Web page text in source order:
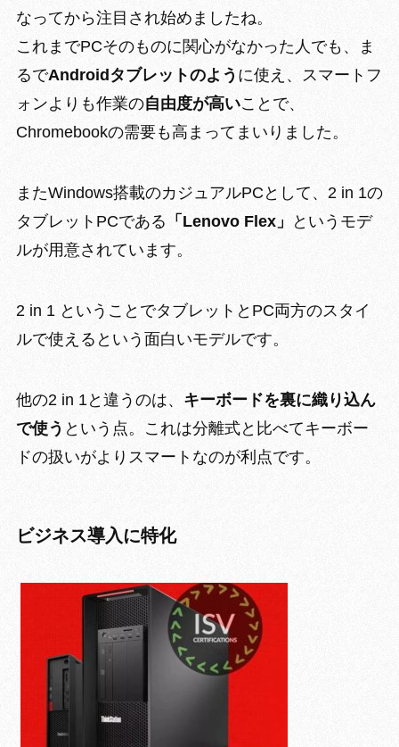
なってから注目され始めましたね。
これまでPCそのものに関心がなかった人でも、ま
るでAndroidタブレットのよう に使え、スマートフ
ォンよりも作業の自由度が高いことで、
Chromebookの需要も高まってまいりました。
またWindows搭載のカジュアルPCとして、 2 in 1の
タブレットPCである 「Lenovo Flex」
というモデ
ルが用意されています。
2 in 1 ということでタブレットとPC両方のスタイ
ルで使えるという面白いモデルです。
他の2 in 1と違うのは、 キーボードを裏に織り込ん
で使う という点。これは分離式と比べてキーボー
ドの扱いがよりスマート なのが利点です。
ビジネス導入に特化